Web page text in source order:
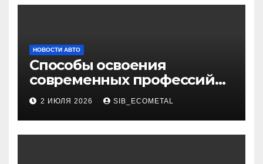
НОВОСТИ АВТО
Способы освоения
современных профессий
через онлайн-курсы
2 ИЮЛЯ 2026 SIB_ECOMETAL